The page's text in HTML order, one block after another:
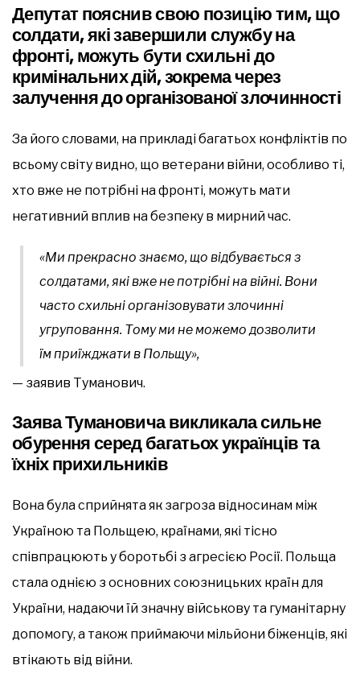
Депутат пояснив свою позицію тим, що
солдати, які завершили службу на
фронті, можуть бути схильні до
кримінальних дій, зокрема через
залучення до організованої злочинності
За його словами, на прикладі багатьох конфліктів по
всьому світу видно, що ветерани війни, особливо ті,
хто вже не потрібні на фронті, можуть мати
негативний вплив на безпеку в мирний час.
«Ми прекрасно знаємо, що відбувається з
солдатами, які вже не потрібні на війні. Вони
часто схильні організовувати злочинні
угруповання. Тому ми не можемо дозволити
їм приїжджати в Польщу»,
— заявив Туманович.
Заява Тумановича викликала сильне
обурення серед багатьох українців та
їхніх прихильників
Вона була сприйнята як загроза відносинам між
Україною та Польщею, країнами, які тісно
співпрацюють у боротьбі з агресією Росії. Польща
стала однією з основних союзницьких країн для
України, надаючи їй значну військову та гуманітарну
допомогу, а також приймаючи мільйони біженців, які
втікають від війни.